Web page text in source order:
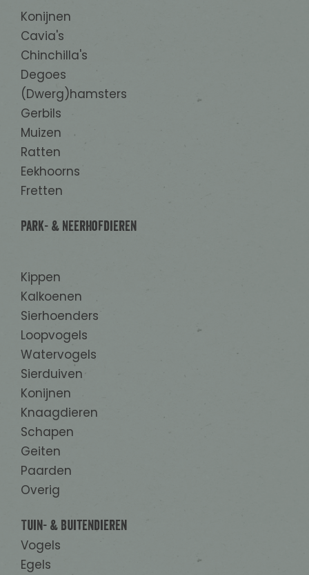
Konijnen
Cavia's
Chinchilla's
Degoes
(Dwerg)hamsters
Gerbils
Muizen
Ratten
Eekhoorns
Fretten
Park- & Neerhofdieren
Kippen
Kalkoenen
Sierhoenders
Loopvogels
Watervogels
Sierduiven
Konijnen
Knaagdieren
Schapen
Geiten
Paarden
Overig
Tuin- & Buitendieren
Vogels
Egels